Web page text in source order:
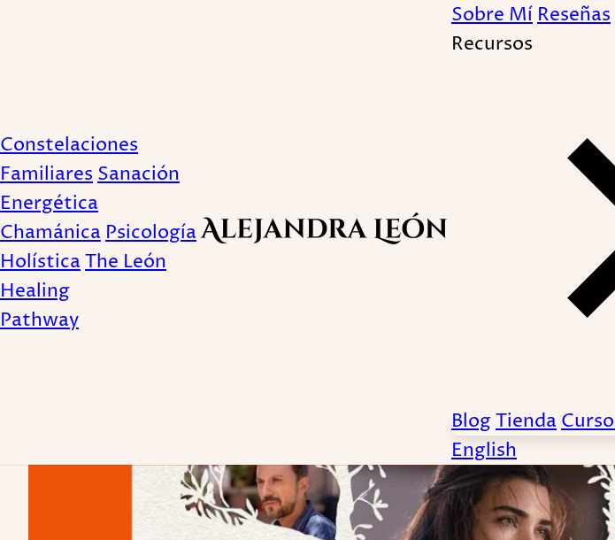
Constelaciones
Familiares Sanación
Energética
Chamánica Psicología
HolísticaThe León
Healing
Pathway
Sobre Mí Reseñas
Recursos
BlogTienda
English
Constelaciones Familiares.
Netflix: Exploración de los
Publicado July 18, 2024